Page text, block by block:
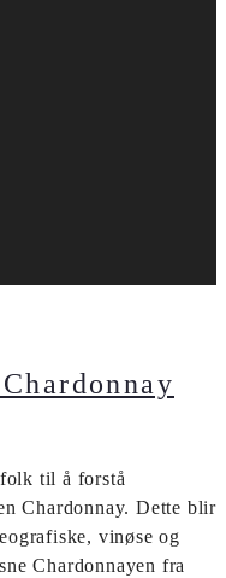
til å forstå
Chardonnay. Dette blir
vinøse og
Chardonnayen fra